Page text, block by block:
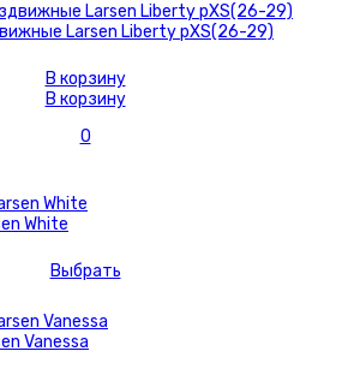
Larsen Liberty рXS(26-29)
В корзину
В корзину
0
White
Выбрать
Vanessa